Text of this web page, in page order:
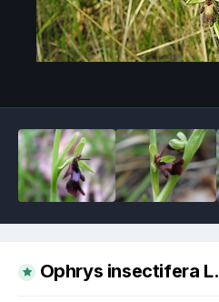
Ophrys insectifera L.